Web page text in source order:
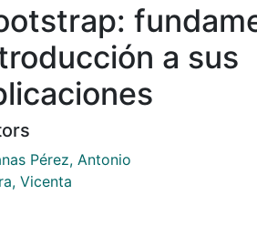
a sus
Pérez, Antonio
Vicenta